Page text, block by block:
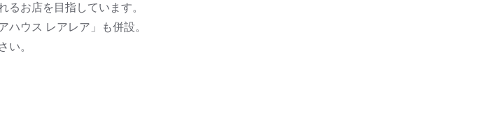
るお店を目指しています。
ウス レアレア」も併設。
い。